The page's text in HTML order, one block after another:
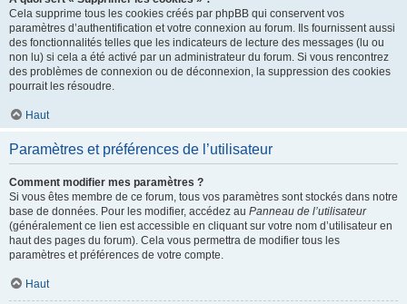
Cela supprime tous les cookies créés par phpBB qui conservent vos
paramètres d’authentification et votre connexion au forum. Ils fournissent aussi
des fonctionnalités telles que les indicateurs de lecture des messages (lu ou
non lu) si cela a été activé par un administrateur du forum. Si vous rencontrez
des problèmes de connexion ou de déconnexion, la suppression des cookies
pourrait les résoudre.
Haut
Paramètres et préférences de l’utilisateur
Comment modifier mes paramètres ?
Si vous êtes membre de ce forum, tous vos paramètres sont stockés dans notre
base de données. Pour les modifier, accédez au Panneau de l’utilisateur
(généralement ce lien est accessible en cliquant sur votre nom d’utilisateur en
haut des pages du forum). Cela vous permettra de modifier tous les
paramètres et préférences de votre compte.
Haut